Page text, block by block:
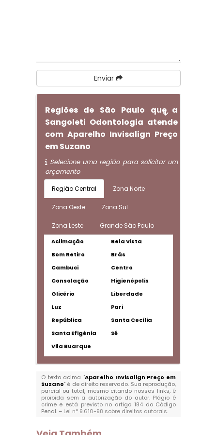
Enviar
Regiões de São Paulo que a
Sangoleti Odontologia atende
com Aparelho Invisalign Preço
em Suzano
Selecione uma região para solicitar um
orçamento
Região Central Zona Norte
Zona Oeste Zona Sul
Zona Leste Grande São Paulo
Aclimação
Bela Vista
Bom Retiro
Brás
Cambuci
Centro
Consolação
Higienópolis
Glicério
Liberdade
Luz
Pari
República
Santa Cecília
Santa Efigênia
Sé
Vila Buarque
O texto acima "Aparelho Invisalign Preço em
Suzano" é de direito reservado. Sua reprodução,
parcial ou total, mesmo citando nossos links, é
proibida sem a autorização do autor. Plágio é
crime e está previsto no artigo 184 do Código
Penal. – Lei n° 9.610-98 sobre direitos autorais.